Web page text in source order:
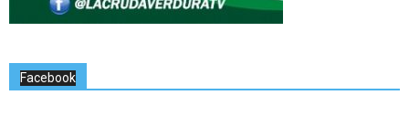
Facebook